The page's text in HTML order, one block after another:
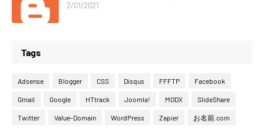
2/01/2021
Tags
Adsense Blogger CSS Disqus FFFTP Facebook
Gmail Google HTtrack Joomla! MODX SlideShare
Twitter Value-Domain WordPress Zapier お名前.com